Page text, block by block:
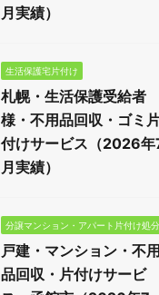
月実績）
生活保護宅片付け
札幌・生活保護受給者
様・不用品回収・ゴミ
付けサービス（2026年
月実績）
分譲マンション・アパート片付け処分
戸建・マンション・不用
品回収・片付けサービ